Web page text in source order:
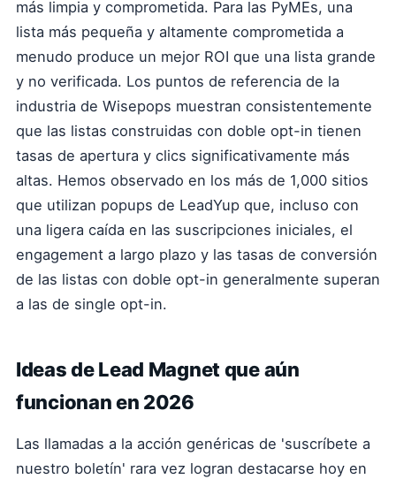
más limpia y comprometida. Para las PyMEs, una
lista más pequeña y altamente comprometida a
menudo produce un mejor ROI que una lista grande
y no verificada. Los puntos de referencia de la
industria de Wisepops muestran consistentemente
que las listas construidas con doble opt-in tienen
tasas de apertura y clics significativamente más
altas. Hemos observado en los más de 1,000 sitios
que utilizan popups de LeadYup que, incluso con
una ligera caída en las suscripciones iniciales, el
engagement a largo plazo y las tasas de conversión
de las listas con doble opt-in generalmente superan
a las de single opt-in.
Ideas de Lead Magnet que aún
funcionan en 2026
Las llamadas a la acción genéricas de 'suscríbete a
nuestro boletín' rara vez logran destacarse hoy en